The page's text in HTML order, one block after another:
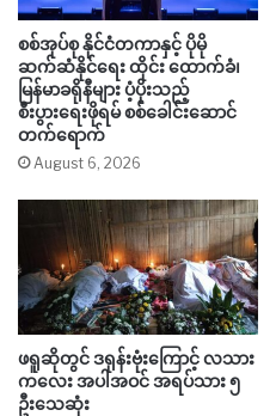
စစ်အုပ်စု နိုင်ငံတကာနှင့် ပိုမို
ဆက်ဆံနိုင်ရေး ထိုင်း ထောက်ခံ၊
မြန်မာခရိုနီများ ပံ့ပိုးသည့်
စီးပွားရေးဖိုရမ် စစ်ခေါင်းဆောင်
တက်ရောက်
August 6, 2026
ဖရူဆိုတွင် ဒရုန်းဗုံးကြောင့် လသား
ကလေး အပါအဝင် အရပ်သား ၅
ဦးသေဆုံး